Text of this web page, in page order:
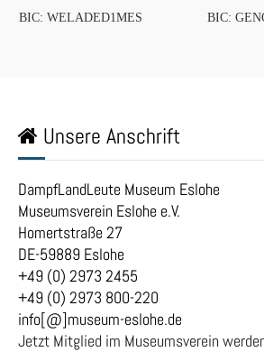
BIC: WELADED1MES
BIC:
Unsere Anschrift
DampfLandLeute Museum Eslohe
Museumsverein Eslohe e.V.
Homertstraße 27
DE-59889 Eslohe
+49 (0) 2973 2455
+49 (0) 2973 800-220
info[@]museum-eslohe.de
Jetzt Mitglied im Museumsverein